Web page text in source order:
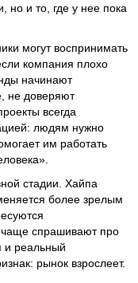
но и то, где у нее пока
могут воспринимать
компания плохо
начинают
не доверяют
всегда
людям нужно
им работать
стадии. Хайпа
более зрелым
чаще спрашивают про
и реальный
рынок взрослеет.